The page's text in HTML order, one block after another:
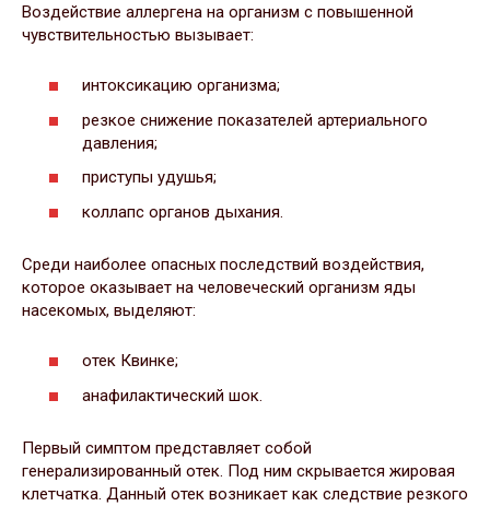
Воздействие аллергена на организм с повышенной
чувствительностью вызывает:
интоксикацию организма;
резкое снижение показателей артериального
давления;
приступы удушья;
коллапс органов дыхания.
Среди наиболее опасных последствий воздействия,
которое оказывает на человеческий организм яды
насекомых, выделяют:
отек Квинке;
анафилактический шок.
Первый симптом представляет собой
генерализированный отек. Под ним скрывается жировая
клетчатка. Данный отек возникает как следствие резкого